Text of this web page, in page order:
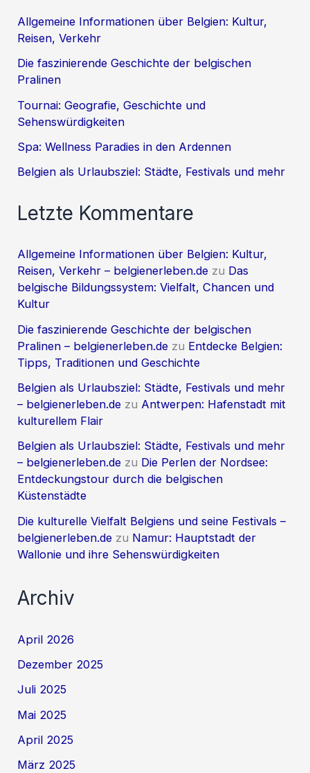
Allgemeine Informationen über Belgien: Kultur,
Reisen, Verkehr
Die faszinierende Geschichte der belgischen
Pralinen
Tournai: Geografie, Geschichte und
Sehenswürdigkeiten
Spa: Wellness Paradies in den Ardennen
Belgien als Urlaubsziel: Städte, Festivals und mehr
Letzte Kommentare
Allgemeine Informationen über Belgien: Kultur,
Reisen, Verkehr – belgienerleben.de zu Das
belgische Bildungssystem: Vielfalt, Chancen und
Kultur
Die faszinierende Geschichte der belgischen
Pralinen – belgienerleben.de zu Entdecke Belgien:
Tipps, Traditionen und Geschichte
Belgien als Urlaubsziel: Städte, Festivals und mehr
– belgienerleben.de zu Antwerpen: Hafenstadt mit
kulturellem Flair
Belgien als Urlaubsziel: Städte, Festivals und mehr
– belgienerleben.de zu Die Perlen der Nordsee:
Entdeckungstour durch die belgischen
Küstenstädte
Die kulturelle Vielfalt Belgiens und seine Festivals –
belgienerleben.de zu Namur: Hauptstadt der
Wallonie und ihre Sehenswürdigkeiten
Archiv
April 2026
Dezember 2025
Juli 2025
Mai 2025
April 2025
März 2025